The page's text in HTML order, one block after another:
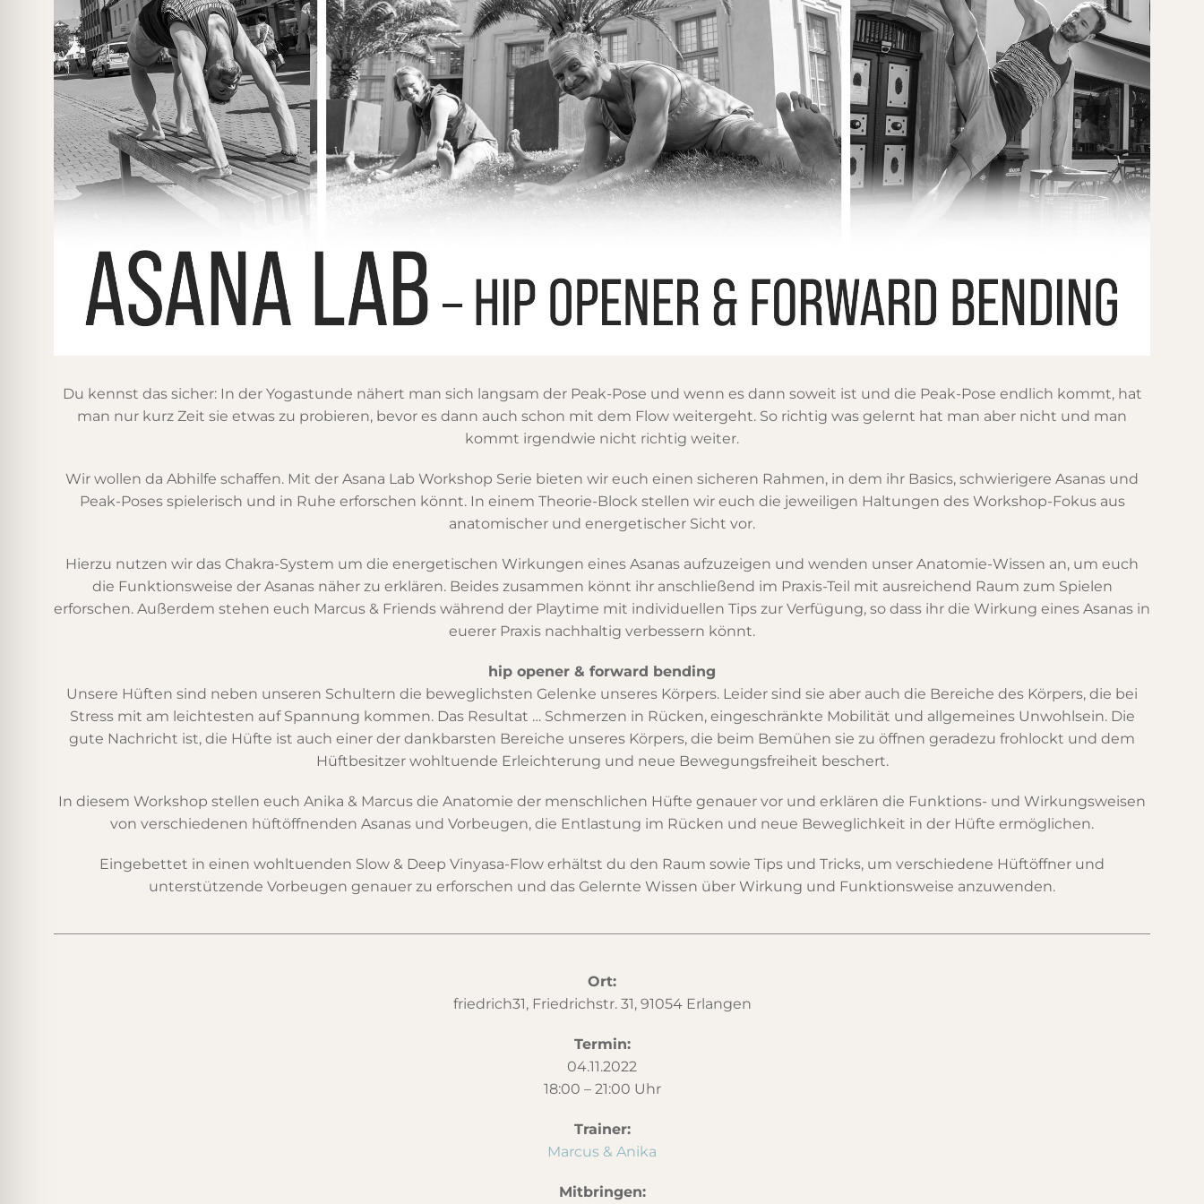
Du kennst das sicher: In der Yogastunde nähert man sich langsam der Peak-Pose und wenn es dann soweit ist und die Peak-Pose endlich kommt, hat
man nur kurz Zeit sie etwas zu probieren, bevor es dann auch schon mit dem Flow weitergeht. So richtig was gelernt hat man aber nicht und man
kommt irgendwie nicht richtig weiter.
Wir wollen da Abhilfe schaffen. Mit der Asana Lab Workshop Serie bieten wir euch einen sicheren Rahmen, in dem ihr Basics, schwierigere Asanas und
Peak-Poses spielerisch und in Ruhe erforschen könnt. In einem Theorie-Block stellen wir euch die jeweiligen Haltungen des Workshop-Fokus aus
anatomischer und energetischer Sicht vor.
Hierzu nutzen wir das Chakra-System um die energetischen Wirkungen eines Asanas aufzuzeigen und wenden unser Anatomie-Wissen an, um euch
die Funktionsweise der Asanas näher zu erklären. Beides zusammen könnt ihr anschließend im Praxis-Teil mit ausreichend Raum zum Spielen
erforschen. Außerdem stehen euch Marcus & Friends während der Playtime mit individuellen Tips zur Verfügung, so dass ihr die Wirkung eines Asanas in
euerer Praxis nachhaltig verbessern könnt.
hip opener & forward bending
Unsere Hüften sind neben unseren Schultern die beweglichsten Gelenke unseres Körpers. Leider sind sie aber auch die Bereiche des Körpers, die bei
Stress mit am leichtesten auf Spannung kommen. Das Resultat … Schmerzen in Rücken, eingeschränkte Mobilität und allgemeines Unwohlsein. Die
gute Nachricht ist, die Hüfte ist auch einer der dankbarsten Bereiche unseres Körpers, die beim Bemühen sie zu öffnen geradezu frohlockt und dem
Hüftbesitzer wohltuende Erleichterung und neue Bewegungsfreiheit beschert.
In diesem Workshop stellen euch Anika & Marcus die Anatomie der menschlichen Hüfte genauer vor und erklären die Funktions- und Wirkungsweisen
von verschiedenen hüftöffnenden Asanas und Vorbeugen, die Entlastung im Rücken und neue Beweglichkeit in der Hüfte ermöglichen.
Eingebettet in einen wohltuenden Slow & Deep Vinyasa-Flow erhältst du den Raum sowie Tips und Tricks, um verschiedene Hüftöffner und
unterstützende Vorbeugen genauer zu erforschen und das Gelernte Wissen über Wirkung und Funktionsweise anzuwenden.
Ort:
friedrich31, Friedrichstr. 31, 91054 Erlangen
Termin:
04.11.2022
18:00 – 21:00 Uhr
Trainer:
Marcus & Anika
Mitbringen: